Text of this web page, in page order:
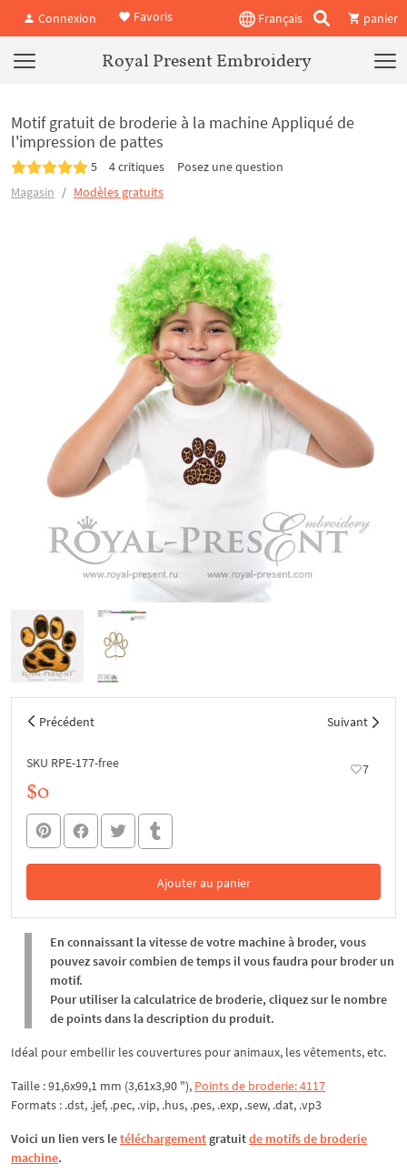
Connexion Favoris Français panier
Royal Present Embroidery
Motif gratuit de broderie à la machine Appliqué de
l'impression de pattes
5 4 critiques
Posez une question
Magasin
Modèles gratuits
Précédent Suivant
SKU RPE-177-free 7
$0
Ajouter au panier
Dans le panier
En connaissant la vitesse de votre machine à broder, vous
pouvez savoir combien de temps il vous faudra pour broder un
motif.
Pour utiliser la calculatrice de broderie, cliquez sur le nombre
de points dans la description du produit.
Idéal pour embellir les couvertures pour animaux, les vêtements, etc.
Taille : 91,6x99,1 mm (3,61x3,90 "), Points de broderie: 4117
Formats : .dst, .jef, .pec, .vip, .hus, .pes, .exp, .sew, .dat, .vp3
Voici un lien vers letéléchargementgratuitde motifs de broderie
machine.